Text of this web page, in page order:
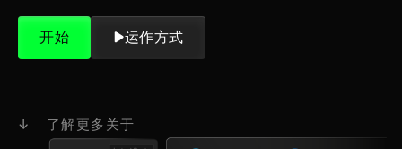
开始 运作方式
↓ 了解更多关于